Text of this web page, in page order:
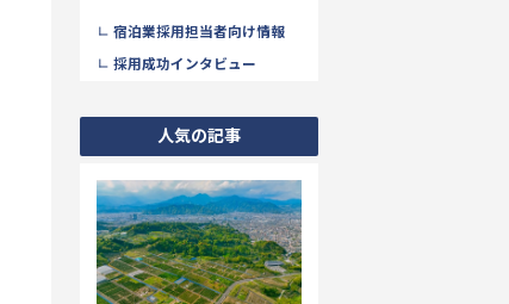
宿泊業採用担当者向け情報
採用成功インタビュー
人気の記事